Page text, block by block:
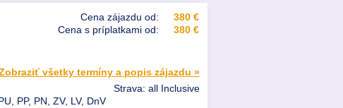
Cena zájazdu od:
380 €
Cena s príplatkami od:
380 €
všetky termíny a popis zájazdu »
Strava: all Inclusive
PP, PN, ZV, LV, DnV